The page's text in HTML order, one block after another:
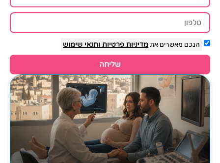
הנכם מאשרים אתמדיניות פרטיות ותנאי שימוש
שליחה